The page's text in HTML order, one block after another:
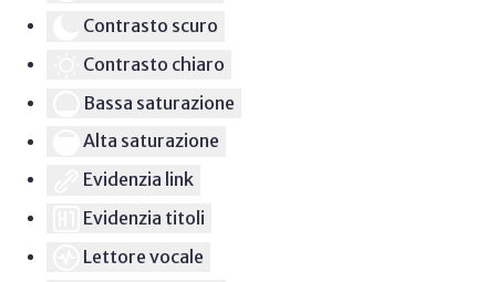
Contrasto scuro
Contrasto chiaro
Bassa saturazione
Alta saturazione
Evidenzia link
Evidenzia titoli
Lettore vocale